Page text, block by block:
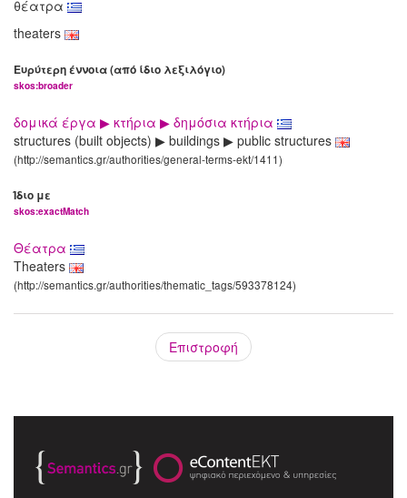
θέατρα
theaters
Ευρύτερη έννοια (από ίδιο λεξιλόγιο)
skos:broader
δομικά έργα ▶ κτήρια ▶ δημόσια κτήρια
structures (built objects) ▶ buildings ▶ public structures
(http://semantics.gr/authorities/general-terms-ekt/1411)
Ίδιο με
skos:exactMatch
Θέατρα
Theaters
(http://semantics.gr/authorities/thematic_tags/593378124)
Επιστροφή